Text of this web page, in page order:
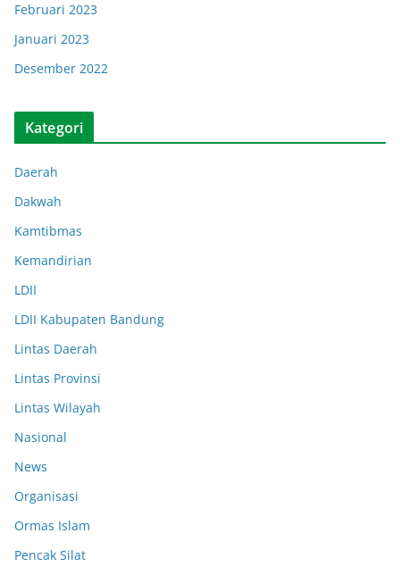
Februari 2023
Januari 2023
Desember 2022
Kategori
Daerah
Dakwah
Kamtibmas
Kemandirian
LDII
LDII Kabupaten Bandung
Lintas Daerah
Lintas Provinsi
Lintas Wilayah
Nasional
News
Organisasi
Ormas Islam
Pencak Silat